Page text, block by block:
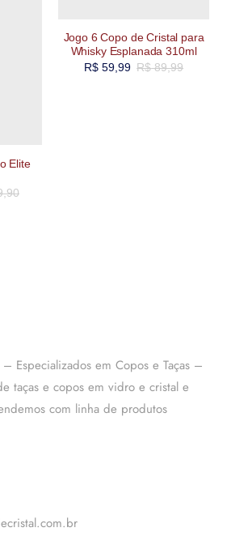
Elite
Jogo 6 Copo de Cristal para
Whisky Esplanada 310ml
R$89,99
R$59,99
Especializados em Copos e Taças –
taças e copos em vidro e cristal e
com linha de produtos